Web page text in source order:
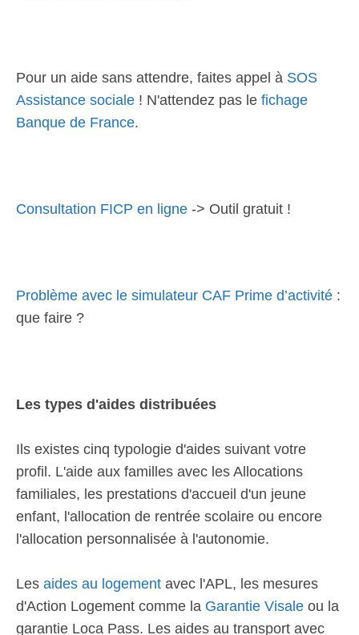
Pour un aide sans attendre, faites appel à SOS
Assistance sociale ! N'attendez pas le fichage
Banque de France.
Consultation FICP en ligne -> Outil gratuit !
Problème avec le simulateur CAF Prime d’activité :
que faire ?
Les types d'aides distribuées
Ils existes cinq typologie d'aides suivant votre
profil. L'aide aux familles avec les Allocations
familiales, les prestations d'accueil d'un jeune
enfant, l'allocation de rentrée scolaire ou encore
l'allocation personnalisée à l'autonomie.
Les aides au logement avec l'APL, les mesures
d'Action Logement comme la Garantie Visale ou la
garantie Loca Pass. Les aides au transport avec